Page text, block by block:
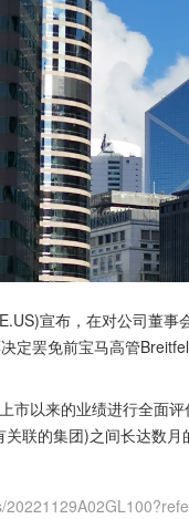
宣布，在对公司董
定罢免前宝马高管
市以来的业绩进行全面
联的集团)之间长达数月